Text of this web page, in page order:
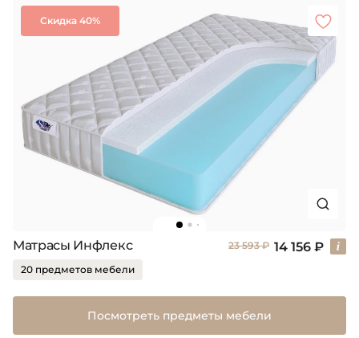
Скидка 40%
Матрасы Инфлекс 23 593 ₽ 14 156 ₽
20 предметов мебели
Посмотреть предметы мебели